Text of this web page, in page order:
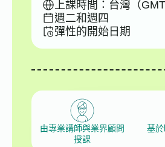
上課時間：台灣（
週二和週四
彈性的開始日期
由專業講師與業界顧問
授課
基